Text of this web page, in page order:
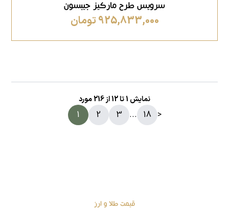
سرویس طرح مارکیز جیبسون
925,833,000 تومان
نمایش 1تا12از216مورد
1 2 3 ... 18 >
قیمت طلا و ارز